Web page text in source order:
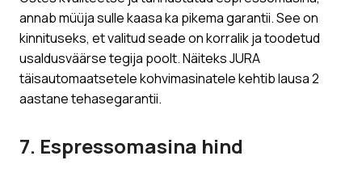
annab müüja sulle kaasa ka pikema garantii. See on
kinnituseks, et valitud seade on korralik ja toodetud
usaldusväärse tegija poolt. Näiteks JURA
täisautomaatsetele kohvimasinatele kehtib lausa 2
aastane tehasegarantii.
7. Espressomasina hind